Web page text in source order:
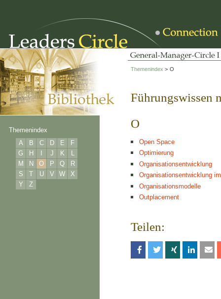
Themenindex
A
B C D E
F
G
H I J K
L
M
N O P Q
R
S
T U V W
X
Y
Z
Themenindex > O
Führungswissen
O
Open Space
Optimierung
Organisationsentwicklung
Organisationsentwicklung
Organisationsmodelle
Outplacement
Teilen: